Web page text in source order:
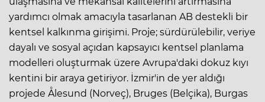
yardımcı olmak amacıyla tasarlanan AB destekli bir
kentsel kalkınma girişimi. Proje; sürdürülebilir, veriye
dayalı ve sosyal açıdan kapsayıcı kentsel planlama
modelleri oluşturmak üzere Avrupa'daki dokuz kıyı
kentini bir araya getiriyor. İzmir'in de yer aldığı
projede Ålesund (Norveç), Bruges (Belçika), Burgas